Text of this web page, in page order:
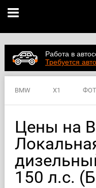
Работа в
Требуется
BMW X1
Цены на
150 л.с.